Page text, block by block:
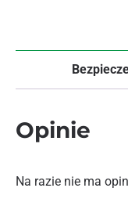
Opinie
Na razie nie ma